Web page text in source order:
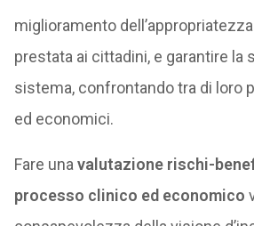
miglioramento
prestata ai cittadini, e garantire la
sistema, confrontando tra di loro
ed economici.
Fare una valutazione rischi-
processo clinico ed economico